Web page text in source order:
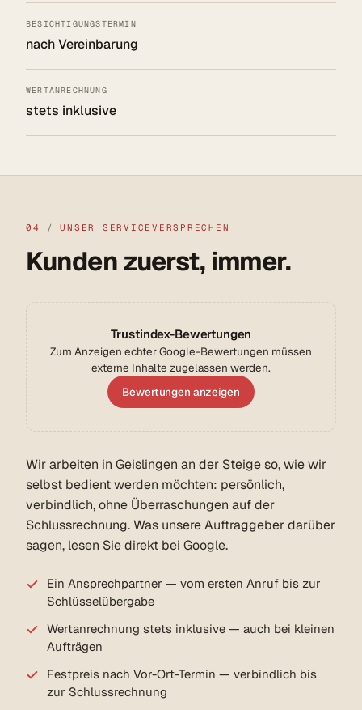
BESICHTIGUNGSTERMIN
nach Vereinbarung
WERTANRECHNUNG
stets inklusive
04 / UNSER SERVICEVERSPRECHEN
Kunden zuerst, immer.
Trustindex-Bewertungen
Zum Anzeigen echter Google-Bewertungen müssen
externe Inhalte zugelassen werden.
Bewertungen anzeigen
Wir arbeiten in Geislingen an der Steige so, wie wir
selbst bedient werden möchten: persönlich,
verbindlich, ohne Überraschungen auf der
Schlussrechnung. Was unsere Auftraggeber darüber
sagen, lesen Sie direkt bei Google.
Ein Ansprechpartner — vom ersten Anruf bis zur
Schlüsselübergabe
Wertanrechnung stets inklusive — auch bei kleinen
Aufträgen
Festpreis nach Vor-Ort-Termin — verbindlich bis
zur Schlussrechnung